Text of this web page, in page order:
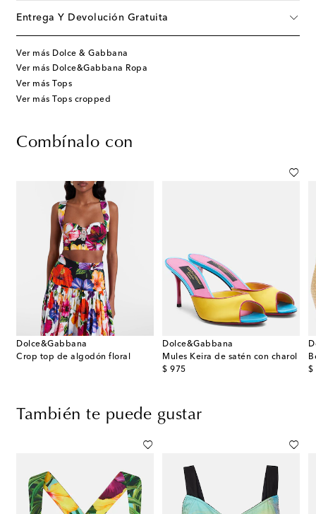
Entrega Y Devolución Gratuita
Ver más Dolce & Gabbana
Ver más Dolce&Gabbana Ropa
Ver más Tops
Ver más Tops cropped
Combínalo con
Dolce&Gabbana
Crop top de algodón floral
Dolce&Gabbana
Mules Keira de satén con charol
$ 975
original price $
También te puede gustar